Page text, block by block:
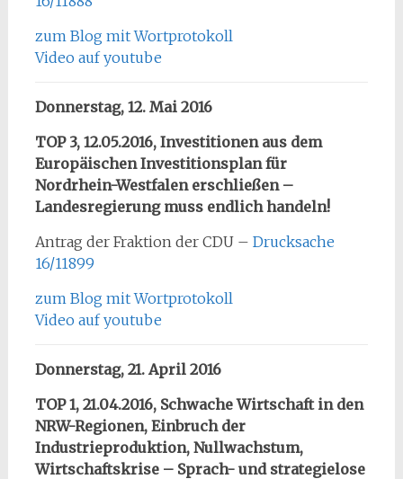
zum Blog mit Wortprotokoll
Video auf youtube
Donnerstag, 12. Mai 2016
TOP 3, 12.05.2016, Investitionen aus dem
Europäischen Investitionsplan für
Nordrhein-Westfalen erschließen –
Landesregierung muss endlich handeln!
Antrag der Fraktion der CDU – Drucksache
16/11899
zum Blog mit Wortprotokoll
Video auf youtube
Donnerstag, 21. April 2016
TOP 1, 21.04.2016, Schwache Wirtschaft in den
NRW-Regionen, Einbruch der
Industrieproduktion, Nullwachstum,
Wirtschaftskrise – Sprach- und strategielose